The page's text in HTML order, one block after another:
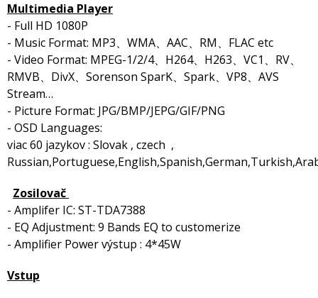
Multimedia Player
- Full HD 1080P
- Music Format: MP3、WMA、AAC、RM、FLAC etc
- Video Format: MPEG-1/2/4、H264、H263、VC1、RV、
RMVB、DivX、Sorenson SparK、Spark、VP8、AVS
Stream…
- Picture Format: JPG/BMP/JEPG/GIF/PNG
- OSD Languages:
viac 60 jazykov : Slovak , czech ,
Zosilovač
- Amplifer IC: ST-TDA7388
- EQ Adjustment: 9 Bands EQ to customerize
- Amplifier Power výstup : 4*45W
Vstup